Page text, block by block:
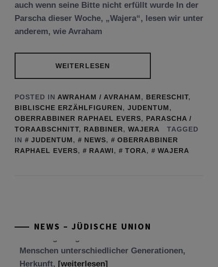
auch wenn seine Bitte nicht erfüllt wurde In der
Parscha dieser Woche, „Wajera“, lesen wir unter
anderem, wie Avraham
WEITERLESEN
POSTED IN AWRAHAM / AVRAHAM, BERESCHIT,
BIBLISCHE ERZÄHLFIGUREN, JUDENTUM,
OBERRABBINER RAPHAEL EVERS, PARASCHA /
TORAABSCHNITT, RABBINER, WAJERA
TAGGED
IN
JUDENTUM, NEWS,
OBERRABBINER
RAPHAEL EVERS, RAAWI, TORA, WAJERA
NEWS – JÜDISCHE UNION
Herkunft,[weiterlesen]
Tisch’a beAw 5786